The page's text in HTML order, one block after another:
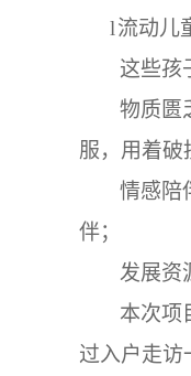
l流动儿
这些孩
物质匮
服，用着破
情感陪
伴；
发展资
本次项
过入户走访